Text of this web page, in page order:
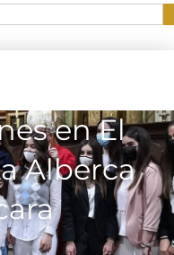
en El
Alberca